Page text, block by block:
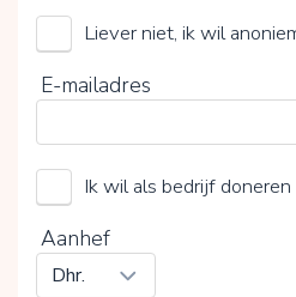
Kerk in Nood
Liever niet, ik wil
E-mailadres
Ik wil als bedrijf doneren
Aanhef